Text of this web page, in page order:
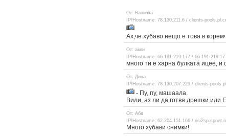
От: Ваничка
IP/Hostname: 78.130.211.6 / clients-
Ах,че хубаво нещо е това в
От: амги
IP/Hostname: 66.191.219.177 / 66-191-
много ти е харна булката ицее,
От: Дина
IP/Hostname: 78.130.207.229 / clients-
- Пу, пу, машаала.
Вили, аз ли да готвя дрешки или
От: Абв
IP/Hostname: 62.204.151.166 /
Много хубави снимки!